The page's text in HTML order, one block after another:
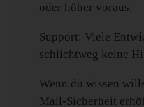
oder höher voraus.
Support: Viele
schlichtweg keine
Wenn du wissen
Mail-Sicherheit